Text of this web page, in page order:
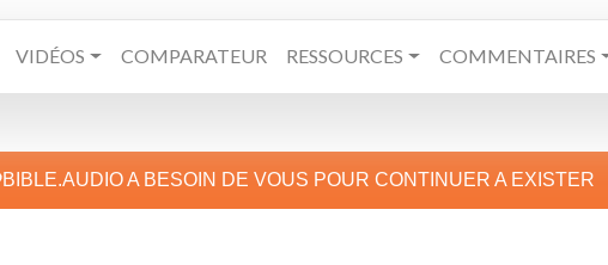
VIDÉOS COMPARATEUR RESSOURCES COMMENTAIRES
BIBLE.AUDIO A BESOIN DE VOUS POUR CONTINUER A EXISTER